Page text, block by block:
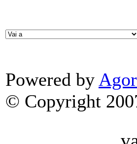
Powered by
© Copyright